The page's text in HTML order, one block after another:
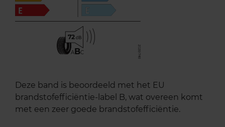
72
ABC
Deze band is beoordeeld met het EU
brandstofefficiëntie-label B, wat overeen komt
met een zeer goede brandstofefficiëntie.